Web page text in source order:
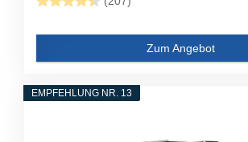
Zum Angebot
EMPFEHLUNG NR. 13